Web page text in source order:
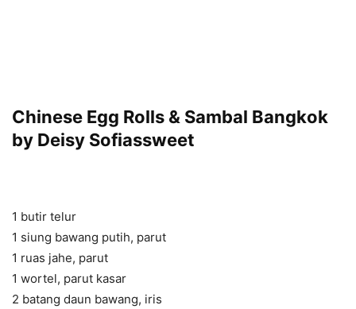
Chinese Egg Rolls & Sambal Bangkok
by Deisy Sofiassweet
1 butir telur
1 siung bawang putih, parut
1 ruas jahe, parut
1 wortel, parut kasar
2 batang daun bawang, iris